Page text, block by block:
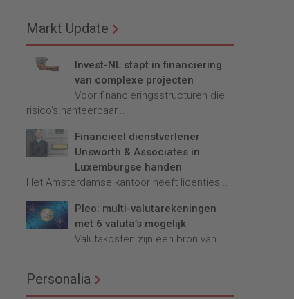
Markt Update
Invest-NL stapt in financiering
van complexe projecten
Voor financieringsstructuren die
risico’s hanteerbaar...
Financieel dienstverlener
Unsworth & Associates in
Luxemburgse handen
Het Amsterdamse kantoor heeft licenties...
Pleo: multi-valutarekeningen
met 6 valuta’s mogelijk
Valutakosten zijn een bron van...
Personalia